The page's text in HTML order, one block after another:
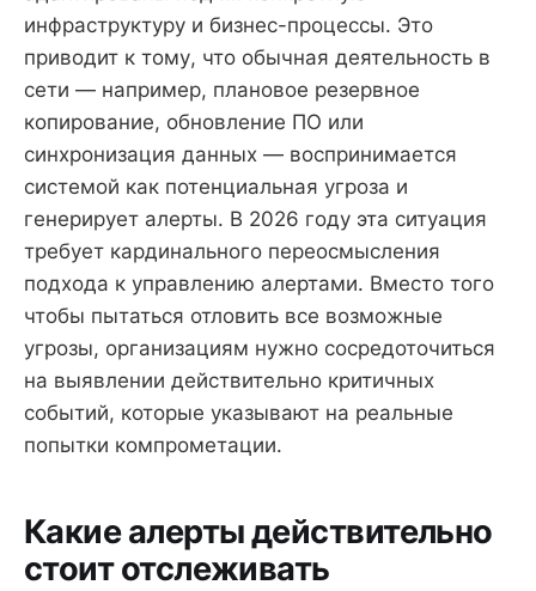
инфраструктуру и бизнес-процессы. Это
приводит к тому, что обычная деятельность в
сети — например, плановое резервное
копирование, обновление ПО или
синхронизация данных — воспринимается
системой как потенциальная угроза и
генерирует алерты. В 2026 году эта ситуация
требует кардинального переосмысления
подхода к управлению алертами. Вместо того
чтобы пытаться отловить все возможные
угрозы, организациям нужно сосредоточиться
на выявлении действительно критичных
событий, которые указывают на реальные
попытки компрометации.
Какие алерты действительно
стоит отслеживать